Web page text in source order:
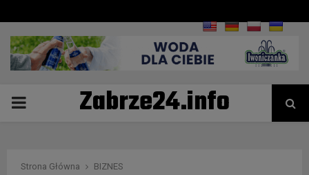
PRIMARYZabrze24.info
Strona Główna
BIZNES